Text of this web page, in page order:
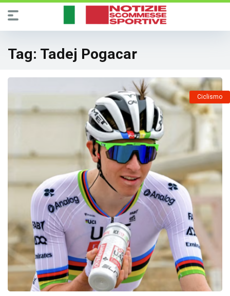
Tag: Tadej Pogacar
Ciclismo